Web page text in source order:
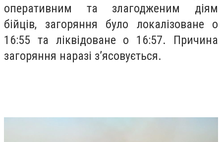
оперативним та злагодженим діям
бійців, загоряння було локалізоване о
16:55 та ліквідоване о 16:57. Причина
загоряння наразі з’ясовується.